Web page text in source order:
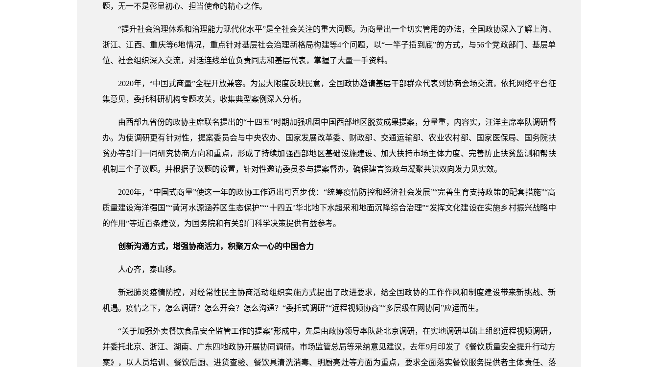
题，无一不是彰显初心、担当使命的精心之作。
“提升社会治理体系和治理能力现代化水平”是全社会关注的重大问题。为商量出一个切实管用的办法，全国政协深入了解上海、
浙江、江西、重庆等6地情况，重点针对基层社会治理新格局构建等4个问题，以“一竿子插到底”的方式，与56个党政部门、基层单
位、社会组织深入交流，对话连线单位负责同志和基层代表，掌握了大量一手资料。
2020年，“中国式商量”全程开放兼容。为最大限度反映民意，全国政协邀请基层干部群众代表到协商会场交流，依托网络平台征
集意见，委托科研机构专题攻关，收集典型案例深入分析。
由西部九省份的政协主席联名提出的“十四五”时期加强巩固中国西部地区脱贫成果提案，分量重，内容实，汪洋主席率队调研督
办。为使调研更有针对性，提案委员会与中央农办、国家发展改革委、财政部、交通运输部、农业农村部、国家医保局、国务院扶
贫办等部门一同研究协商方向和重点，形成了持续加强西部地区基础设施建设、加大扶持市场主体力度、完善防止扶贫监测和帮扶
机制三个子议题。并根据子议题的设置，针对性邀请委员参与提案督办，确保建言资政与凝聚共识双向发力见实效。
2020年，“中国式商量”使这一年的政协工作迈出可喜步伐：“统筹疫情防控和经济社会发展”“完善生育支持政策的配套措施”“高
质量建设海洋强国”“黄河水源涵养区生态保护”“‘十四五’华北地下水超采和地面沉降综合治理”“发挥文化建设在实施乡村振兴战略中
的作用”等近百条建议，为国务院和有关部门科学决策提供有益参考。
创新沟通方式，增强协商活力，积聚万众一心的中国合力
人心齐，泰山移。
新冠肺炎疫情防控，对经常性民主协商活动组织实施方式提出了改进要求，给全国政协的工作作风和制度建设带来新挑战、新
机遇。疫情之下，怎么调研？怎么开会？怎么沟通？“委托式调研”“远程视频协商”“多层级在网协同”应运而生。
“关于加强外卖餐饮食品安全监管工作的提案”形成中，先是由政协领导率队赴北京调研，在实地调研基础上组织远程视频调研，
并委托北京、浙江、湖南、广东四地政协开展协同调研。市场监管总局等采纳意见建议，去年9月印发了《餐饮质量安全提升行动方
案》，以人员培训、餐饮后厨、进货查验、餐饮具清洗消毒、明厨亮灶等方面为重点，要求全面落实餐饮服务提供者主体责任、落